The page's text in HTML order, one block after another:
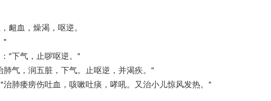
衄血，燥渴，呕逆。
"
"下气，止哕呕逆。"
气，润五脏，下气。止呕逆，并渴疾。"
肺痿痨伤吐血，咳嗽吐痰，哮吼。又治小儿惊风发热。"